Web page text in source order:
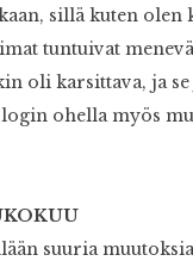
sillä kuten
tuntuivat
oli karsittava, ja
ohella myös
suuria